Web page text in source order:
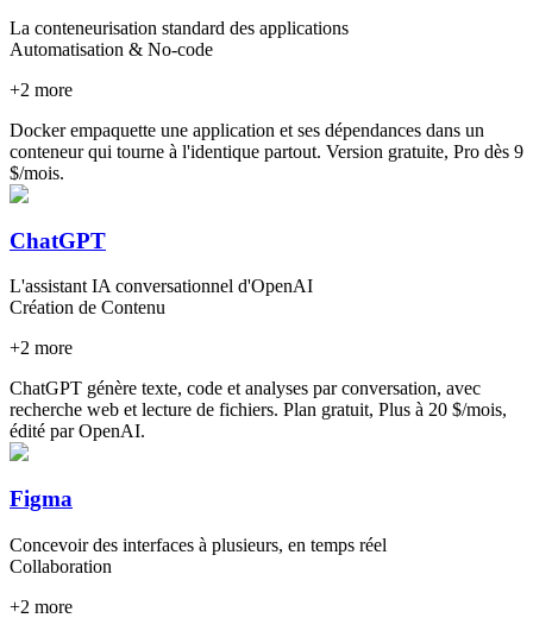
La conteneurisation standard des applications
Automatisation & No-code
+2 more
Docker empaquette une application et ses dépendances dans un
conteneur qui tourne à l'identique partout. Version gratuite, Pro dès 9
$/mois.
ChatGPT
L'assistant IA conversationnel d'OpenAI
Création de Contenu
+2 more
ChatGPT génère texte, code et analyses par conversation, avec
recherche web et lecture de fichiers. Plan gratuit, Plus à 20 $/mois,
édité par OpenAI.
Figma
Concevoir des interfaces à plusieurs, en temps réel
Collaboration
+2 more